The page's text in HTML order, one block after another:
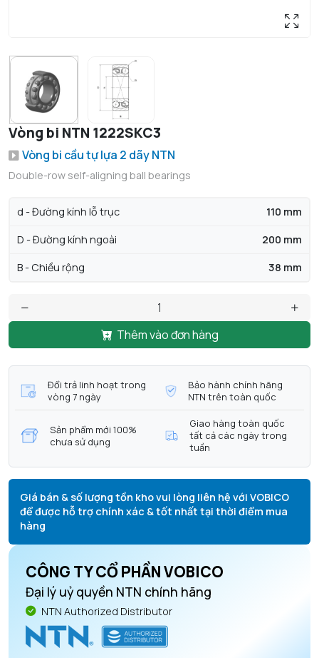
Vòng bi NTN 1222SKC3
Vòng bi cầu tự lựa 2 dãy NTN
Double-row self-aligning ball bearings
d - Đường kính lỗ trục 110 mm
D - Đường kính ngoài 200 mm
B - Chiều rộng 38 mm
Thêm vào đơn hàng
Đổi trả linh hoạt trong
vòng 7 ngày
Bảo hành chính hãng
NTN trên toàn quốc
Sản phẩm mới 100%
chưa sử dụng
Giao hàng toàn quốc
tất cả các ngày trong
tuần
Giá bán & số lượng tồn kho vui lòng liên hệ với VOBICO
để được hỗ trợ chính xác & tốt nhất tại thời điểm mua
hàng
CÔNG TY CỔ PHẦN VOBICO
Đại lý uỷ quyền NTN chính hãng
NTN Authorized Distributor